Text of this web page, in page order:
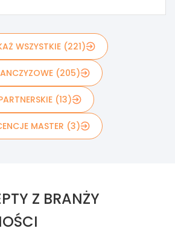
WSZYSTKIE (221)
(205)
(13)
MASTER (3)
Z BRANŻY